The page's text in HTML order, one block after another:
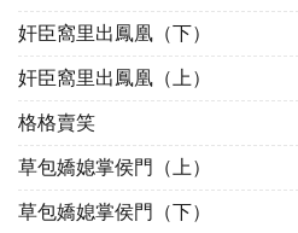
奸臣窩里出鳳凰（下）
奸臣窩里出鳳凰（上）
格格賣笑
草包嬌媳掌侯門（上）
草包嬌媳掌侯門（下）